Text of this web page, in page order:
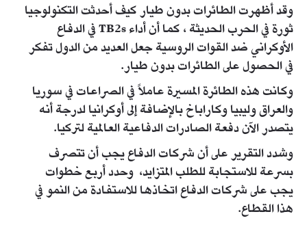
وقد أظهرت الطائرات بدون طيار كيف أحدثت التكنولوجيا
ثورة في الحرب الحديثة ، كما أن أداء TB2s في الدفاع
الأوكراني ضد القوات الروسية جعل العديد من الدول تفكر
في الحصول على الطائرات بدون طيار.
وكانت هذه الطائرة المسيرة عاملاً في الصراعات في سوريا
والعراق وليبيا وكاراباخ بالإضافة إلى أوكرانيا لدرجة أنه
يتصدر الآن دفعة الصادرات الدفاعية العالمية لتركيا.
وشدد التقرير على أن شركات الدفاع يجب أن تتصرف
بسرعة للاستجابة للطلب المتزايد، وحدد أربع خطوات
يجب على شركات الدفاع اتخاذها للاستفادة من النمو في
هذا القطاع.